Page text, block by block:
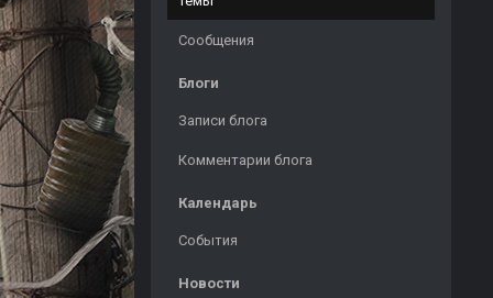
Сообщения
Блоги
Записи блога
Комментарии блога
Календарь
События
Новости